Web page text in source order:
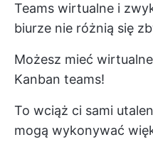
Teams wirtualne i
biurze nie różnią się
Możesz mieć wirtualne
Kanban teams!
To wciąż ci sami
mogą wykonywać